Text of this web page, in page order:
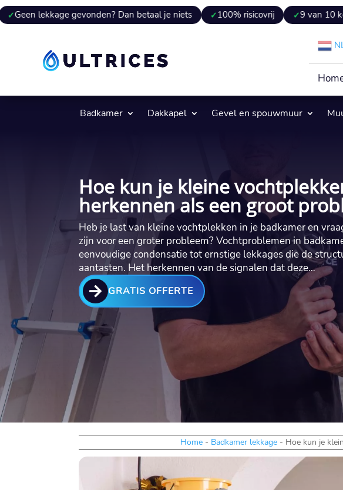
gevonden? Dan betaal je niets 100% risicovrij 9 van 10 keer vergoed
Badkamer Dakkapel Gevel en spouwmuur
Hoe kun je kleine
herkennen als een groot
Heb je last van kleine vochtplekken in je badkamer en
zijn voor een groter probleem? Vochtproblemen in
eenvoudige condensatie tot ernstige lekkages die de
aantasten. Het herkennen van de signalen dat deze…
 GRATIS OFFERTE
Home - Badkamer lekkage - Hoe kun je